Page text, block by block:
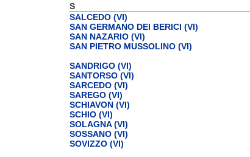
S
SALCEDO (VI)
SAN GERMANO DEI BERICI (VI)
SAN NAZARIO (VI)
SAN PIETRO MUSSOLINO (VI)
SANDRIGO (VI)
SANTORSO (VI)
SARCEDO (VI)
SAREGO (VI)
SCHIAVON (VI)
SCHIO (VI)
SOLAGNA (VI)
SOSSANO (VI)
SOVIZZO (VI)